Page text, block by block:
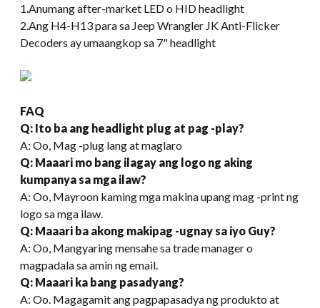
1.Anumang after-market LED o HID headlight
2.Ang H4-H13 para sa Jeep Wrangler JK Anti-Flicker
Decoders ay umaangkop sa 7" headlight
FAQ
Q: Ito ba ang headlight plug at pag -play?
A: Oo, Mag -plug lang at maglaro
Q: Maaari mo bang ilagay ang logo ng aking
kumpanya sa mga ilaw?
A: Oo, Mayroon kaming mga makina upang mag -print ng
logo sa mga ilaw.
Q: Maaari ba akong makipag -ugnay sa iyo Guy?
A: Oo, Mangyaring mensahe sa trade manager o
magpadala sa amin ng email.
Q: Maaari ka bang pasadyang?
A: Oo. Magagamit ang pagpapasadya ng produkto at